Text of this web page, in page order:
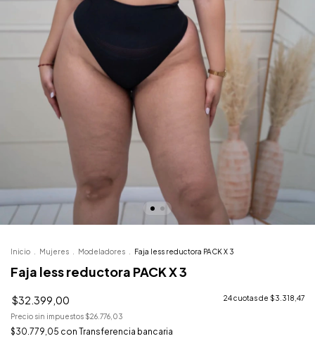
Inicio Mujeres Modeladores Faja less reductora PACK X 3
Faja less reductora PACK X 3
$32.399,00 24cuotas de $3.318,47
Precio sin impuestos $26.776,03
$30.779,05 con Transferencia bancaria